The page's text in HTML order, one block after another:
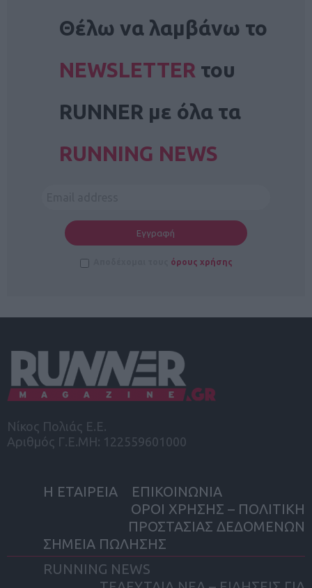
Θέλω να λαμβάνω το
NEWSLETTER του
RUNNER με όλα τα
RUNNING NEWS
όρους χρήσης
Νίκος Πολιάς Ε.Ε.
Αριθμός Γ.Ε.ΜΗ: 122559601000
Η ΕΤΑΙΡΕΙΑ
ΕΠΙΚΟΙΝΩΝΙΑ
ΟΡΟΙ ΧΡΗΣΗΣ – ΠΟΛΙΤΙΚΗ
ΠΡΟΣΤΑΣΙΑΣ ΔΕΔΟΜΕΝΩΝ
ΣΗΜΕΙΑ ΠΩΛΗΣΗΣ
RUNNING NEWS